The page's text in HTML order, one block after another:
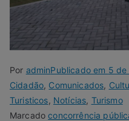
Por adminPublicado em 5 de
Cidadão, Comunicados,
Turisticos, Notícias, Turismo
Marcadoconcorrência